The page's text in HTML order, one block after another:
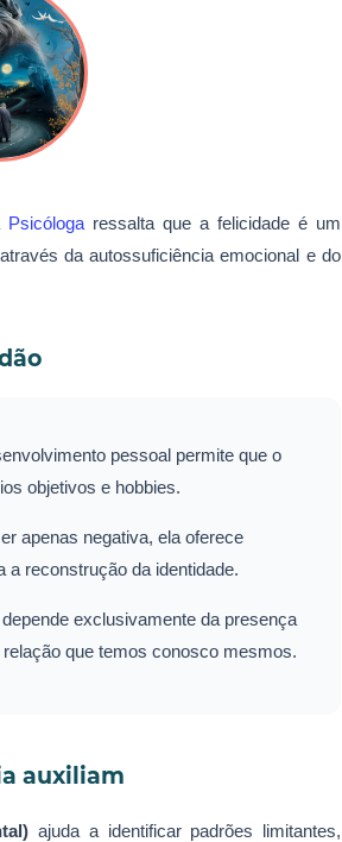
Psicóloga ressalta que a felicidade é um
da autossuficiência emocional e do
pessoal permite que o
objetivos e hobbies.
apenas negativa, ela oferece
a reconstrução da identidade.
exclusivamente da presença
que temos conosco mesmos.
auxiliam
ajuda a identificar padrões limitantes,